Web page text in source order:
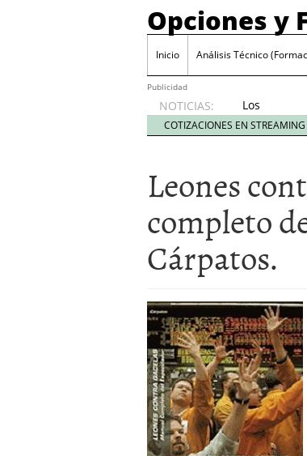
Opciones y
Inicio Análisis Técnico
Publicidad
NOTICIAS:
Los
mercados
se han
locos.
agosto
27, 2014
El truco del
La «mejora»
La letra
COTIZACIONES EN STREAMING
Leones
completo
Cárpatos.